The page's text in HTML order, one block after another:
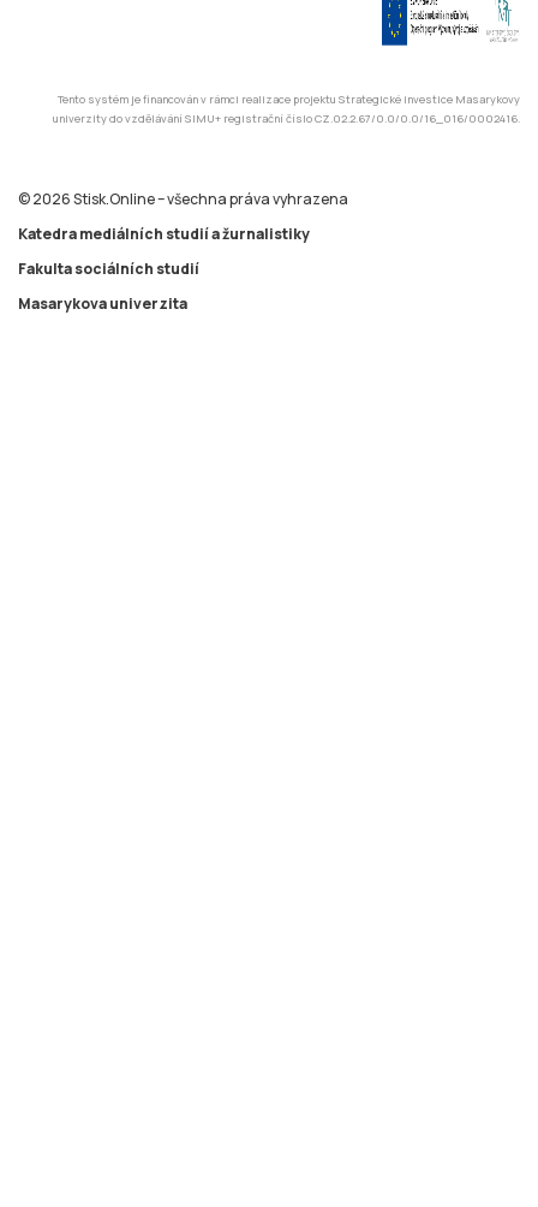
Tento systém je financován v rámci realizace projektu Strategické investice Masarykovy
univerzity do vzdělávání SIMU+ registrační číslo CZ.02.2.67/0.0/0.0/16_016/0002416.
© 2026 Stisk.Online – všechna práva vyhrazena
Katedra mediálních studií a žurnalistiky
Fakulta sociálních studií
Masarykova univerzita